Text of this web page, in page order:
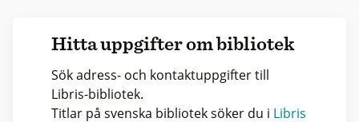
Hitta uppgifter om bibliotek
Sök adress- och kontaktuppgifter till
Libris-bibliotek.
Titlar på svenska bibliotek söker du i Libris